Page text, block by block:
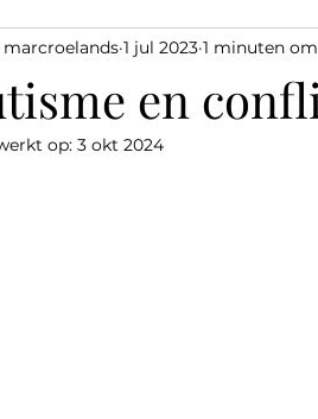
therapie
en
marcroelands 1 jul 2023 1 minuten
op: 3 okt 2024